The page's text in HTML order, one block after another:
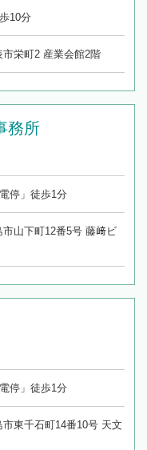
10分
栄町2 産業会館2階
務所
停」徒歩1分
山下町12番5号 藤﨑ビ
停」徒歩1分
東千石町14番10号 天文